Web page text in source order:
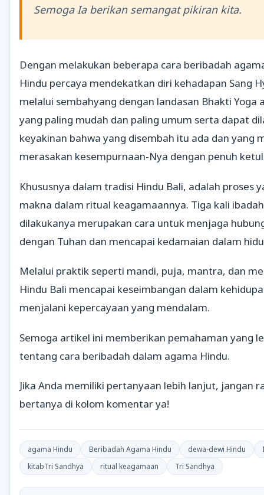
Semoga Ia berikan semangat pikiran kita.
Dengan melakukan beberapa cara beribadah
Hindu percaya mendekatkan diri kehadapan Sang
melalui sembahyang dengan landasan Bhakti Yoga
yang paling mudah dan paling umum serta dapat
keyakinan bahwa yang disembah itu ada dan yang
merasakan kesempurnaan-Nya dengan penuh
Khususnya dalam tradisi Hindu Bali, adalah proses
makna dalam ritual keagamaannya. Tiga kali
dilakukanya merupakan cara untuk menjaga
dengan Tuhan dan mencapai kedamaian dalam
Melalui praktik seperti mandi, puja, mantra, dan
Hindu Bali mencapai keseimbangan dalam
menjalani kepercayaan yang mendalam.
Semoga artikel ini memberikan pemahaman yang
tentang cara beribadah dalam agama Hindu.
Jika Anda memiliki pertanyaan lebih lanjut, jangan
bertanya di kolom komentar ya!
agama Hindu Beribadah Agama Hindu dewa-dewi Hindu
kitabTri Sandhya
ritual keagamaan Tri Sandhya